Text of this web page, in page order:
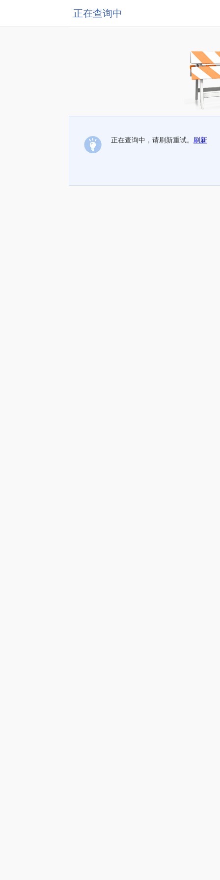
正在查询中
正在查询中，请刷新重试。 刷新